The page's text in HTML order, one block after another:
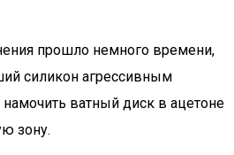
прошло немного времени,
силикон агрессивным
ватный диск в ацетоне
зону.